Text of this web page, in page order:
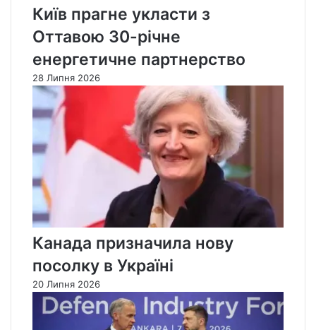
Київ прагне укласти з
Оттавою 30-річне
енергетичне партнерство
28 Липня 2026
Канада призначила нову
посолку в Україні
20 Липня 2026